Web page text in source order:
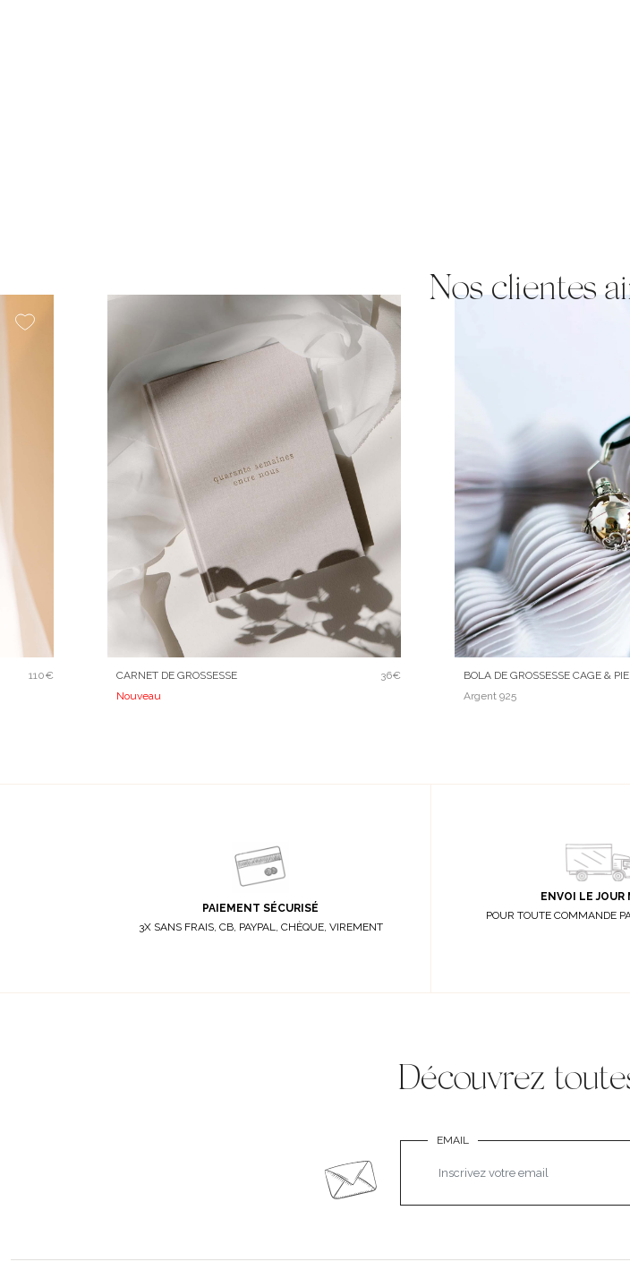
Nos clientes
110€
CARNET DE GROSSESSE
Nouveau
36€
BOLA DE GROSSESSE CAGE &
Argent 925
PAIEMENT SÉCURISÉ
3X SANS FRAIS, CB, PAYPAL, CHÈQUE, VIREMENT
ENVOI LE JOUR
POUR TOUTE COMMANDE
Découvrez
EMAIL